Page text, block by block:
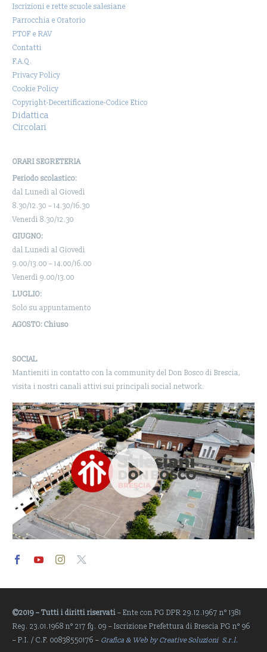
Iscrizioni e rette scuole salesiane
Parrocchia e Oratorio
PTOF e RAV
Contatti
F.A.Q.
Privacy Policy
Cookie Policy
Copyright-Decertificazione-Codice Etico
Didattica
Circolari
ORARI SEGRETERIA
Periodo scolastico:
dal Lunedì al Giovedì
8.30/12.30 – 14.30/16.30
Venerdì 8.30/12.30
GIUGNO:
dal Lunedì al Giovedì
9.00/13.00 – 14.00/16.00
Venerdì 9.00/13.00
LUGLIO:
Solo su appuntamento
AGOSTO: Chiuso
SOCIAL
Mantieniti in contatto con la community del Don Bosco di Brescia,
visita i nostri canali attivi sui principali social network.
Player
©2019 – Tutti i diritti riservati – Ente con PG DPR 29.12.1967 n° 1381
Reg. 23.01.1968 n° 217 fg. 09 – Iscrizione Prefettura di Brescia PG n° 96
– P.I. / C.F. 00838550176 – Grafica & Web by Creative Soluzioni S.r.l.